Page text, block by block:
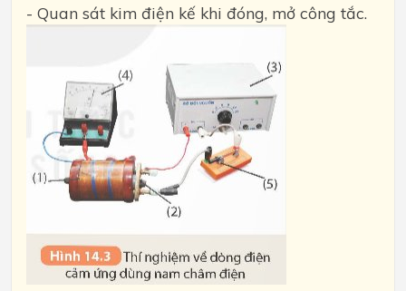
- Quan sát kim điện kế khi đóng, mở công tắc.